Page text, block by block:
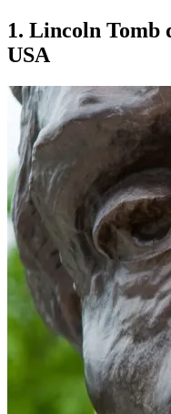
1. Lincoln
USA